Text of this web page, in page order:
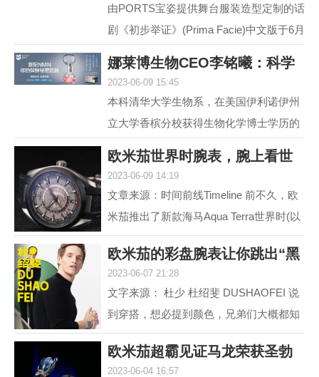
由PORTS宝姿提供舞台服装造型定制的话
剧《初步举证》(Prima Facie)中文版于6月
演帷幕。中文版话...
娜莱博生物CEO李铭曦：科学
2023-06-09 15:45
本科清华大学生物系，在美国伊利诺伊州
立大学香槟分校获得生物化学博士学历的
学成后，他长期从事...
欧米茄世界时腕表，腕上看世
2023-06-09 14:19
文章来源：时间前线Timeline 前不久，欧
米茄推出了新款海马Aqua Terra世界时(以
下简称，海马AT)。虽然，海马AT世界
时，之前在2017年就...
欧米茄的彩盘腕表让你跳出“黑
2023-06-07 21:28
文字来源： 杜少 杜绍斐 DUSHAOFEI 说
到穿搭，想必提到颜色，兄弟们大概都知
道 黑白灰，向来是男人不出错的选择。
就如姑娘往往形容一...
欧米茄超霸见证马龙荣获圣勃
2023-06-04 16:57